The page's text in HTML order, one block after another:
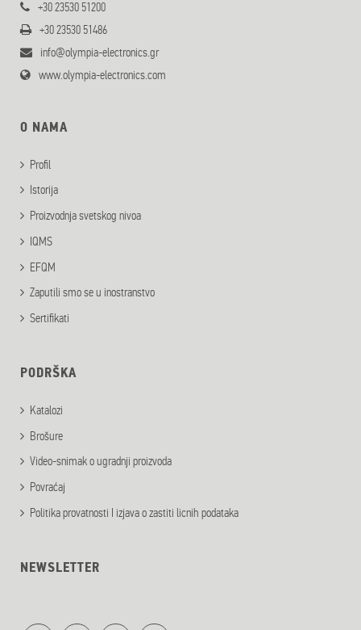
+30 23530 51200
+30 23530 51486
info@olympia-electronics.gr
www.olympia-electronics.com
O NAMA
Profil
Istorija
Proizvodnja svetskog nivoa
IQMS
EFQM
Zaputili smo se u inostranstvo
Sertifikati
PODRŠKA
Katalozi
Brošure
Video-snimak o ugradnji proizvoda
Povraćaj
Politika provatnosti I izjava o zastiti licnih podataka
NEWSLETTER